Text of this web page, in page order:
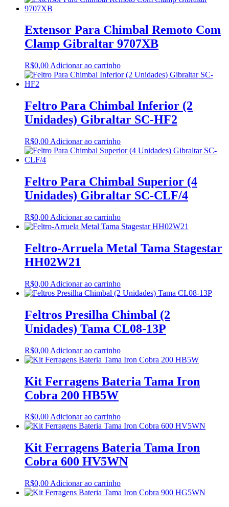
Extensor Para Chimbal Remoto Com
Clamp Gibraltar 9707XB
R$0,00 Adicionar ao carrinho
Feltro Para Chimbal Inferior (2
Unidades) Gibraltar SC-HF2
R$0,00 Adicionar ao carrinho
Feltro Para Chimbal Superior (4
Unidades) Gibraltar SC-CLF/4
R$0,00 Adicionar ao carrinho
Feltro-Arruela Metal Tama Stagestar
HH02W21
R$0,00 Adicionar ao carrinho
Feltros Presilha Chimbal (2
Unidades) Tama CL08-13P
R$0,00 Adicionar ao carrinho
Kit Ferragens Bateria Tama Iron
Cobra 200 HB5W
R$0,00Adicionar ao carrinho
Kit Ferragens Bateria Tama Iron
Cobra 600 HV5WN
R$0,00 Adicionar ao carrinho